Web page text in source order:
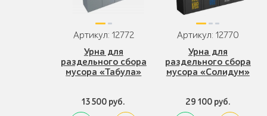
Артикул: 12772
Урна для
раздельного сбора
мусора «Табула»
13 500 руб.
Артикул: 12770
Урна для
раздельного сбора
мусора «Солидум»
29 100 руб.